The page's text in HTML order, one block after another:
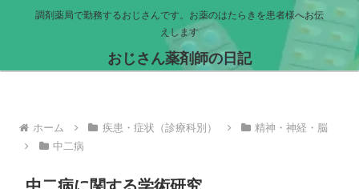
調剤薬局で勤務するおじさんです。お薬のはたらきを患者様へお伝
えします
おじさん薬剤師の日記
ホーム 疾患・症状（診療科別）
精神・神経・脳
中二病